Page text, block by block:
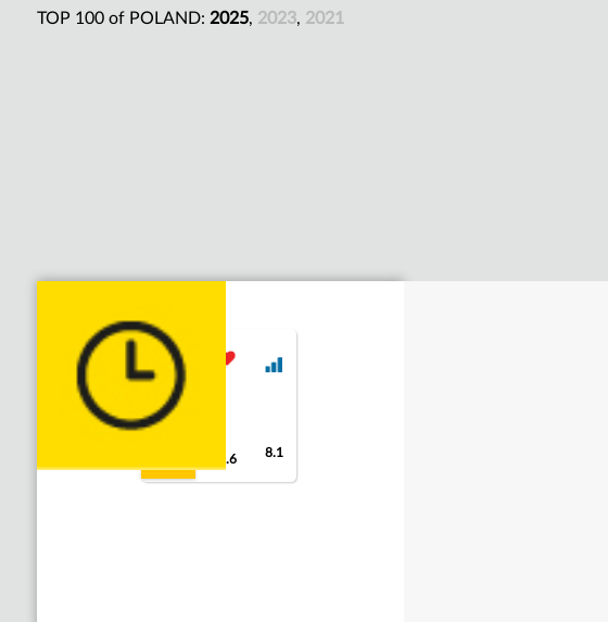
TOP 100 of POLAND: 2025, 2023, 2021
9.6 8.1